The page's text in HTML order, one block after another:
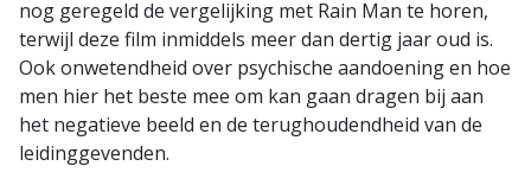
nog geregeld de vergelijking met Rain Man te horen,
terwijl deze film inmiddels meer dan dertig jaar oud is.
Ook onwetendheid over psychische aandoening en hoe
men hier het beste mee om kan gaan dragen bij aan
het negatieve beeld en de terughoudendheid van de
leidinggevenden.